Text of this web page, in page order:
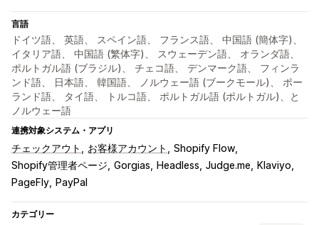
言語
ドイツ語、 英語、 スペイン語、 フランス語、 中国語 (簡体字)、
イタリア語、 中国語 (繁体字)、 スウェーデン語、 オランダ語、
ポルトガル語 (ブラジル)、 チェコ語、 デンマーク語、 フィンラ
ンド語、 日本語、 韓国語、 ノルウェー語 (ブークモール)、 ポー
ランド語、 タイ語、 トルコ語、 ポルトガル語 (ポルトガル)、と
ノルウェー語
連携対象システム・アプリ
チェックアウト お客様アカウント
Shopify Flow
Shopify管理者ページ Gorgias Headless Judge.me
Klaviyo
PageFly
PayPal
カテゴリー